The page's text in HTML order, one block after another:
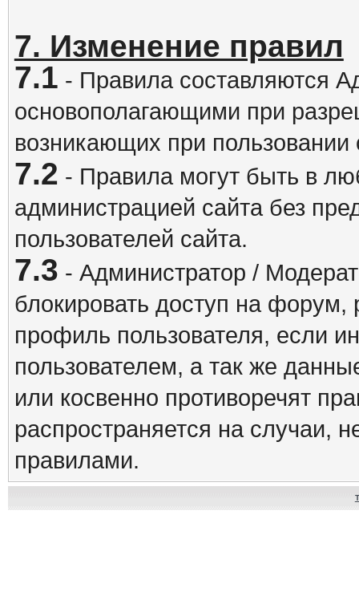
7. Изменение правил
7.1 - Правила составляются
основополагающими при
возникающих при пользовании
7.2 - Правила могут быть в
администрацией сайта без
пользователей сайта.
7.3 - Администратор /
блокировать доступ на форум,
профиль пользователя, если
пользователем, а так же
или косвенно противоречят
распространяется на случаи,
правилами.